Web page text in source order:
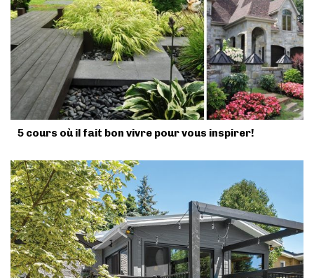
5 cours où il fait bon vivre pour vous inspirer!